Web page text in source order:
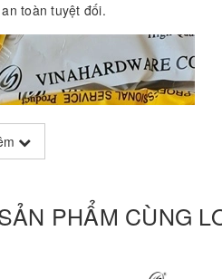
toàn tuyệt đối.
PHẨM CÙNG